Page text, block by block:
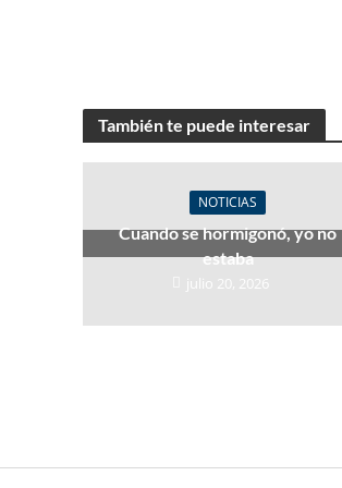
También te puede interesar
NOTICIAS
Cuando se hormigonó, yo no
estaba
julio 20, 2026